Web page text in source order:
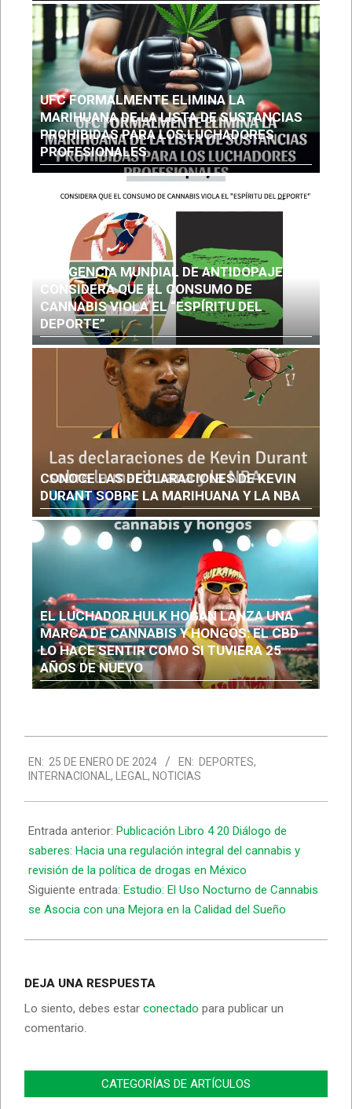
UFC FORMALMENTE ELIMINA LA
MARIHUANA DE LA LISTA DE SUSTANCIAS
PROHIBIDAS PARA LOS LUCHADORES
PROFESIONALES
LA AGENCIA MUNDIAL DE ANTIDOPAJE
CONSIDERA QUE EL CONSUMO DE
CANNABIS VIOLA EL “ESPÍRITU DEL
DEPORTE”
CONOCE LAS DECLARACIONES DE KEVIN
DURANT SOBRE LA MARIHUANA Y LA NBA
EL LUCHADOR HULK HOGAN LANZA UNA
MARCA DE CANNABIS Y HONGOS: EL CBD
LO HACE SENTIR COMO SI TUVIERA 25
AÑOS DE NUEVO
EN: 25 DE ENERO DE 2024 EN: DEPORTES,
INTERNACIONAL , LEGAL , NOTICIAS
Entrada anterior: Publicación Libro 4 20 Diálogo de
saberes: Hacia una regulación integral del cannabis y
revisión de la política de drogas en México
Siguiente entrada: Estudio: El Uso Nocturno de Cannabis
se Asocia con una Mejora en la Calidad del Sueño
DEJA UNA RESPUESTA
Lo siento, debes estar conectado para publicar un
comentario.
CATEGORÍAS DE ARTÍCULOS